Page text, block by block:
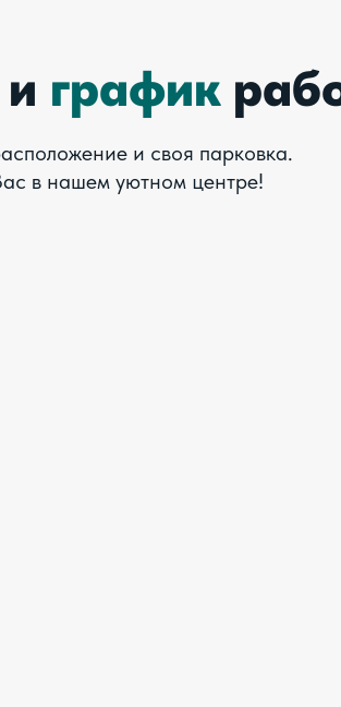
и график
и своя парковка.
в нашем уютном центре!